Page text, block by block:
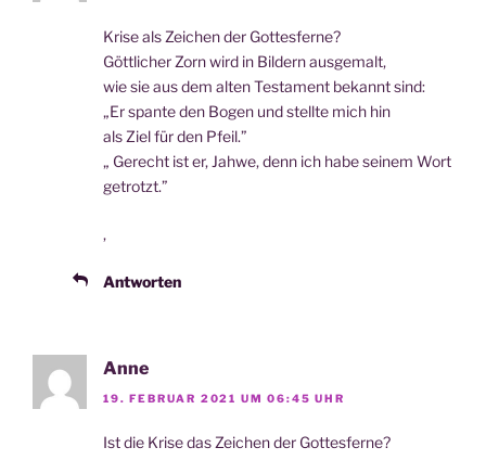
Kri­se als Zei­chen der Gottesferne?
Gött­li­cher Zorn wird in Bil­dern ausgemalt,
wie sie aus dem alten Tes­ta­ment bekannt sind:
„Er span­te den Bogen und stell­te mich hin
als Ziel für den Pfeil.”
„ Gerecht ist er, Jah­we, denn ich habe sei­nem Wort
getrotzt.”
,
Antworten
Anne
19. FEBRUAR 2021 UM 06:45 UHR
Ist die Kri­se das Zei­chen der Gottesferne?